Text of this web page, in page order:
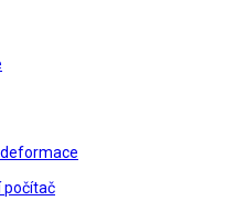
počítač